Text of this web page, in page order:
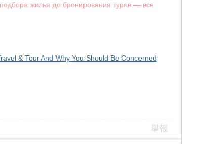
жилья до бронирования туров — все
& Tour And Why You Should Be Concerned
舉報